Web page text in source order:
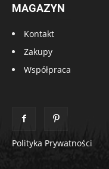
MAGAZYN
Kontakt
Zakupy
Współpraca
Polityka Prywatności